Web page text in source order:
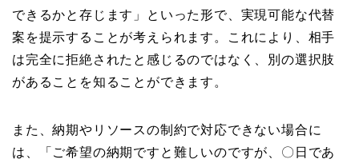
できるかと存じます」といった形で、実現可能な代替
案を提示することが考えられます。これにより、相手
は完全に拒絶されたと感じるのではなく、別の選択肢
があることを知ることができます。
また、納期やリソースの制約で対応できない場合に
は、「ご希望の納期ですと難しいのですが、〇日であ